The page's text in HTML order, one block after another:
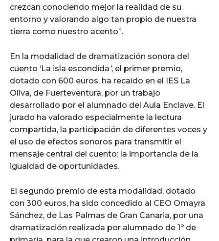
crezcan conociendo mejor la realidad de su
entorno y valorando algo tan propio de nuestra
tierra como nuestro acento”.
En la modalidad de dramatización sonora del
cuento ‘La isla escondida ’, el primer premio,
dotado con 600 euros, ha recaído en el IES La
Oliva, de Fuerteventura, por un trabajo
desarrollado por el alumnado del Aula Enclave. El
jurado ha valorado especialmente la lectura
compartida, la participación de diferentes voces y
el uso de efectos sonoros para transmitir el
mensaje central del cuento: la importancia de la
igualdad de oportunidades.
El segundo premio de esta modalidad, dotado
con 300 euros, ha sido concedido al CEO Omayra
Sánchez, de Las Palmas de Gran Canaria, por una
dramatización realizada por alumnado de 1º de